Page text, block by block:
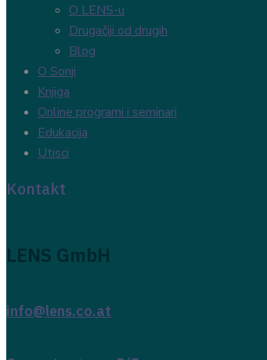
O LENS-u
Drugačiji od drugih
Blog
O Sonji
Knjiga
Online programi i seminari
Edukacija
Utisci
Kontakt
LENS GmbH
info@lens.co.at